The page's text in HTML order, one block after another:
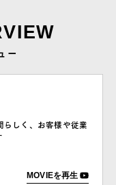
ー
らしく、お客様や従業
MOVIEを再生